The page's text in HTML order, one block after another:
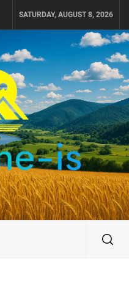
SATURDAY, AUGUST 8, 2026